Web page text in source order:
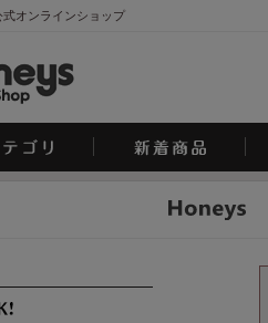
式オンラインショップ